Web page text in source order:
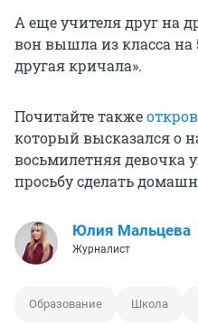
А еще учителя друг на
вон вышла из класса на
другая кричала».
Почитайте также
который высказался о
восьмилетняя девочка
просьбу сделать
Юлия Мальцева
Журналист
Образование Школа